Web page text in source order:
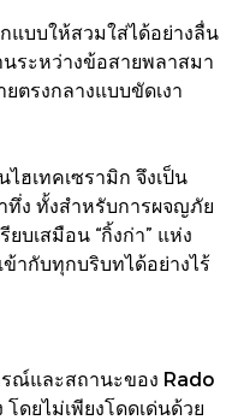
แบบให้สวมใส่ได้อย่างลื่น
ระหว่างข้อสายพลาสมา
ตรงกลางแบบขัดเงา
ฮเทคเซรามิก จึงเป็น
ทึ่ง ทั้งสำหรับการผจญภัย
บเสมือน “กิ้งก่า” แห่ง
ากับทุกบริบทได้อย่างไร้
ณ์และสถานะของ Rado
ดยไม่เพียงโดดเด่นด้วย